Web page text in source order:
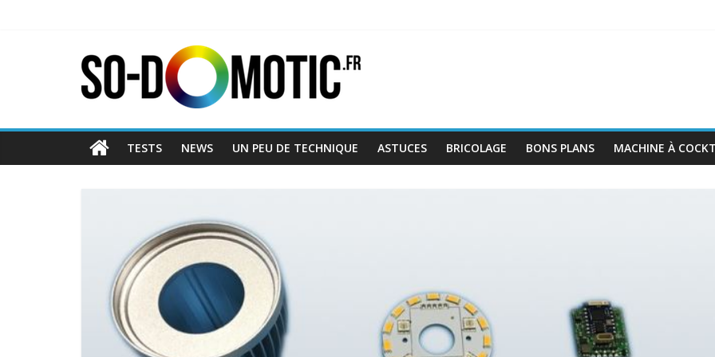
TESTS NEWS UN PEU DE TECHNIQUE ASTUCES BRICOLAGE BONS PLANS MACHINE À